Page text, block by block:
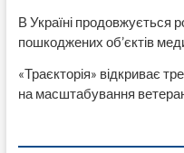
В Україні продовжується
пошкоджених об’єктів
«Траєкторія» відкриває
на масштабування